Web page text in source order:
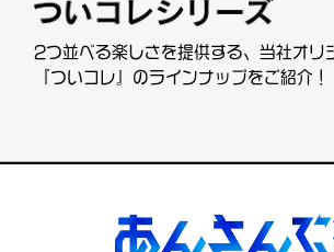
2つ並べる楽しさを提供する、当社オリ
『ついコレ』のラインナップをご紹介！